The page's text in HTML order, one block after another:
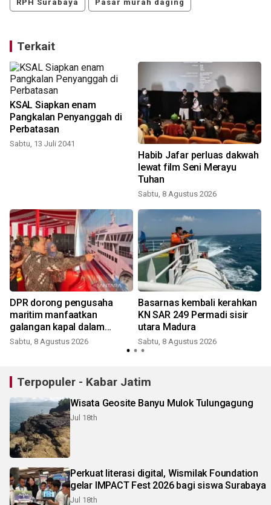
RPH Surabaya Pasar murah daging
Terkait
KSAL Siapkan enam
Pangkalan Penyanggah di
Perbatasan
Sabtu, 13 Juli 2041
Habib Jafar perluas dakwah
lewat film Seni Merayu
Tuhan
Sabtu, 8 Agustus 2026
DPR dorong pengusaha
maritim manfaatkan
galangan kapal dalam
negeri
Sabtu, 8 Agustus 2026
Basarnas kembali kerahkan
KN SAR 249 Permadi sisir
utara Madura
Sabtu, 8 Agustus 2026
Terpopuler - Kabar Jatim
Wisata Geosite Banyu Mulok Tulungagung
Jul 18th
Perkuat literasi digital, Wismilak Foundation
gelar IMPACT Fest 2026 bagi siswa Surabaya
Jul 18th